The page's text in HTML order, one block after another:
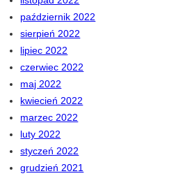
październik 2022
sierpień 2022
lipiec 2022
czerwiec 2022
maj 2022
kwiecień 2022
marzec 2022
luty 2022
styczeń 2022
grudzień 2021